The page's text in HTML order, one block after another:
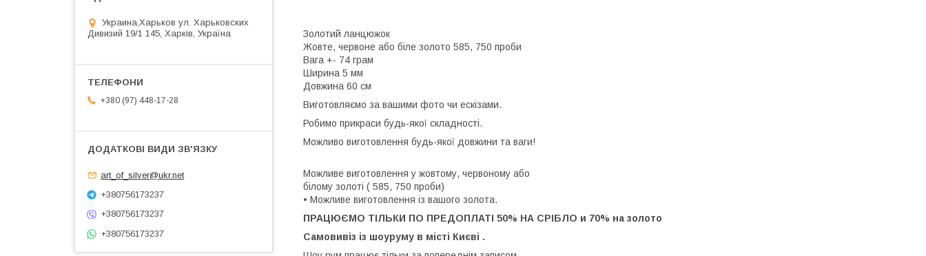
Золотий ланцюжок
Жовте, червоне або біле золото 585, 750 проби
Вага +- 74 грам
Ширина 5 мм
Довжина 60 см
Виготовляємо за вашими фото чи ескізами.
Робимо прикраси будь-якої складності.
Можливо виготовлення будь-якої довжини та ваги!
Можливе виготовлення у жовтому, червоному або
білому золоті ( 585, 750 проби)
• Можливе виготовлення із вашого золота.
ПРАЦЮЄМО ТІЛЬКИ ПО ПРЕДОПЛАТІ 50% НА СРІБЛО и 70% на золото
Самовивіз із шоуруму в місті Києві .
Украина,Харьков ул. Харьковских
Дивизий 19/1 145, Харків, Україна
+380 (97) 448-17-28
art_of_silver@ukr.net
+380756173237
+380756173237
+380756173237